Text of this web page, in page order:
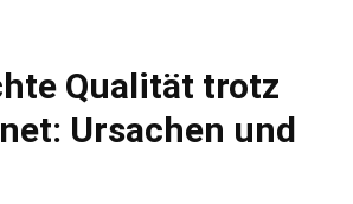
Qualität trotz
Ursachen und